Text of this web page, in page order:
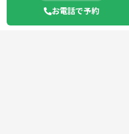
お電話で予約